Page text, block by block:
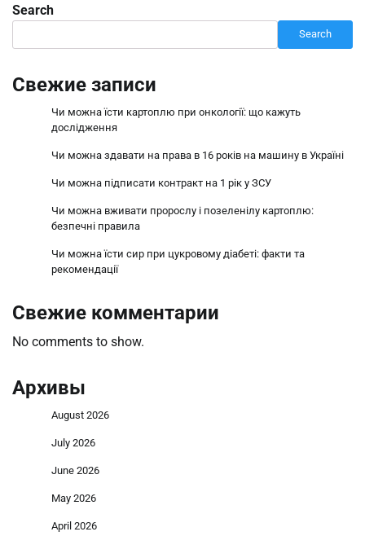
Search
Search
Свежие записи
Чи можна їсти картоплю при онкології: що кажуть
дослідження
Чи можна здавати на права в 16 років на машину в Україні
Чи можна підписати контракт на 1 рік у ЗСУ
Чи можна вживати пророслу і позеленілу картоплю:
безпечні правила
Чи можна їсти сир при цукровому діабеті: факти та
рекомендації
Свежие комментарии
No comments to show.
Архивы
August 2026
July 2026
June 2026
May 2026
April 2026